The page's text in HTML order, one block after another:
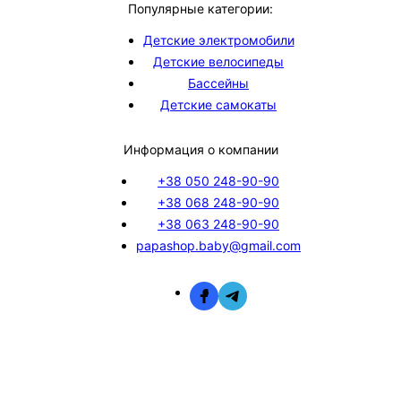
Популярные категории:
Детские электромобили
Детские велосипеды
Бассейны
Детские самокаты
Информация о компании
+38 050 248-90-90
+38 068 248-90-90
+38 063 248-90-90
papashop.baby@gmail.com